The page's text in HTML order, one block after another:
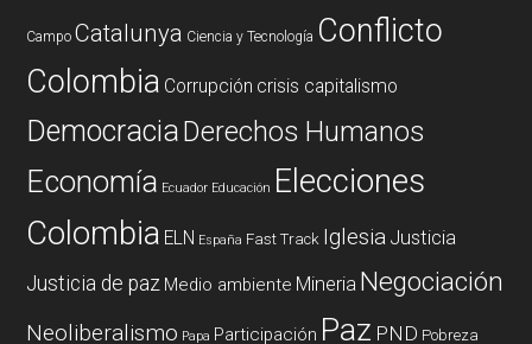
Campo Catalunya Ciencia y Tecnología Conflicto
Colombia Corrupción crisis capitalismo
DemocraciaDerechos Humanos
Economía Ecuador Educación Elecciones
Colombia ELN España Fast Track Iglesia Justicia
Justicia de paz Medio ambiente Mineria Negociación
Neoliberalismo Papa Participación Paz PND Pobreza